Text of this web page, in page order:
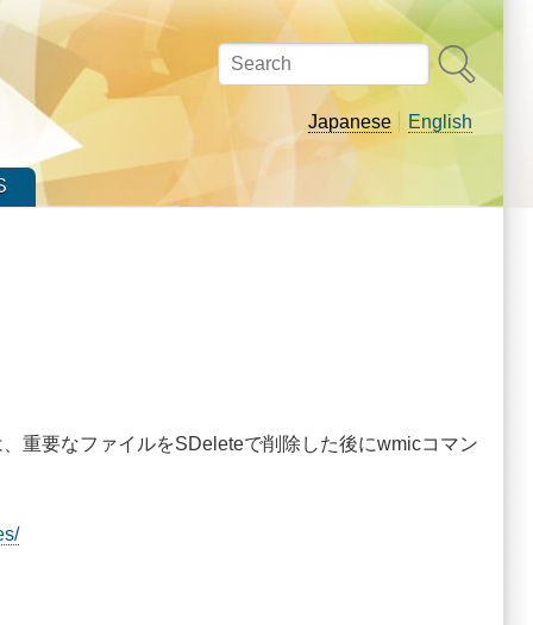
Search
Japanese English
重要なファイルをSDeleteで削除した後にwmicコマン